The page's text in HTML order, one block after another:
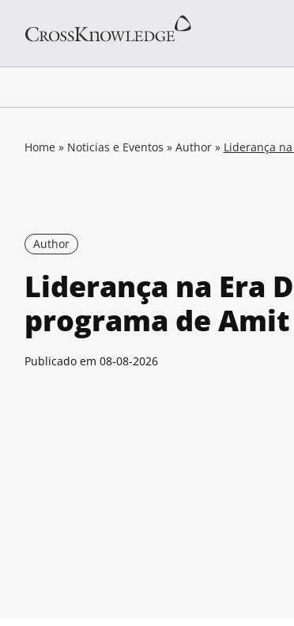
Home» Noticias e Eventos » Author» Liderança
Author
Liderança na Era
programa de
Publicado em 08-08-2026